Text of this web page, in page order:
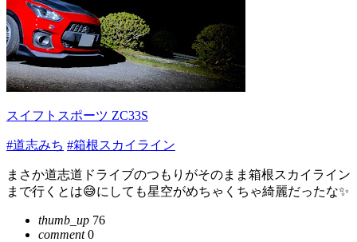
スイフトスポーツ ZC33S
#道志みち #箱根スカイライン
まさか道志道ドライブのつもりがそのまま箱根スカイライン
まで行くとは😅にしても星空がめちゃくちゃ綺麗だったな✨
thumb_up 76
comment0